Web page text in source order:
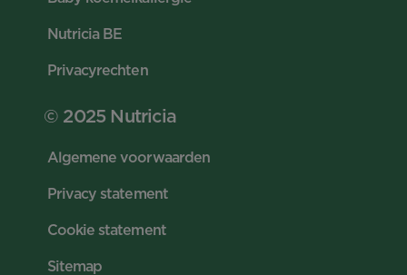
Nutricia BE
Privacyrechten
© 2025 Nutricia
Algemene voorwaarden
Privacy statement
Cookie statement
Sitemap